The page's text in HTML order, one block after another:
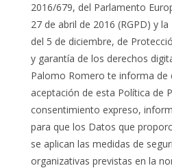
2016/679, del Parlamento
27 de abril de 2016 (RGPD) y
del 5 de diciembre, de
y garantía de los derechos
Palomo Romero te informa de
aceptación de esta Política de
consentimiento expreso,
para que los Datos que
se aplican las medidas de
organizativas previstas en la